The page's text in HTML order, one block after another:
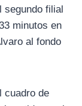
segundo filial
minutos en
al fondo
cuadro de